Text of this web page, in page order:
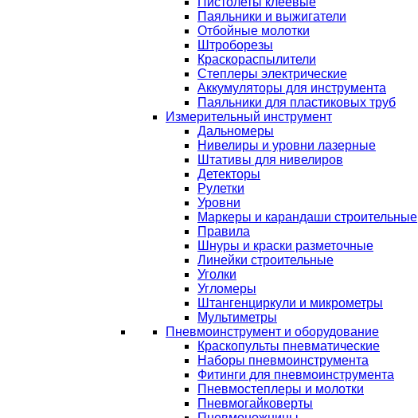
Паяльники и выжигатели
Отбойные молотки
Штроборезы
Краскораспылители
Степлеры электрические
Аккумуляторы для инструмента
Паяльники для пластиковых труб
Измерительный инструмент
Дальномеры
Нивелиры и уровни лазерные
Штативы для нивелиров
Детекторы
Рулетки
Уровни
Маркеры и карандаши строительные
Правила
Шнуры и краски разметочные
Линейки строительные
Уголки
Угломеры
Штангенциркули и микрометры
Мультиметры
Пневмоинструмент и оборудование
Краскопульты пневматические
Наборы пневмоинструмента
Фитинги для пневмоинструмента
Пневмостеплеры и молотки
Пневмогайковерты